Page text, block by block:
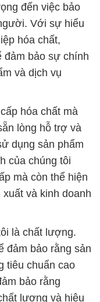
đến việc bảo
Với sự hiểu
hóa chất,
đảm bảo sự chính
và dịch vụ
hóa chất mà
lòng hỗ trợ và
dụng sản phẩm
của chúng tôi
mà còn thể hiện
và kinh doanh
là chất lượng.
đảm bảo rằng sản
tiêu chuẩn cao
bảo rằng
lượng và hiệu